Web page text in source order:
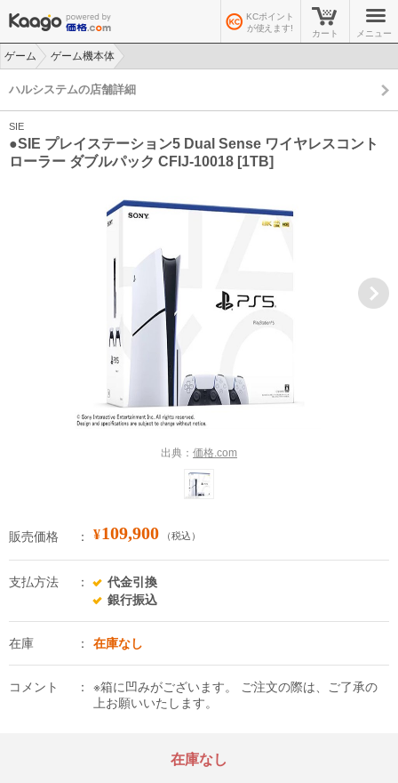
KCポイント
が使えます!
カート メニュー
ゲーム
ゲーム機本体
ハルシステムの店舗詳細
SIE
●SIE プレイステーション5 Dual Sense ワイヤレスコント
ローラー ダブルパック CFIJ-10018 [1TB]
出典： 価格.com
販売価格 ¥109,900 （税込）
支払方法
代金引換
銀行振込
在庫 在庫なし
コメント
※箱に凹みがございます。 ご注文の際は、ご了承の
上お願いいたします。
在庫なし